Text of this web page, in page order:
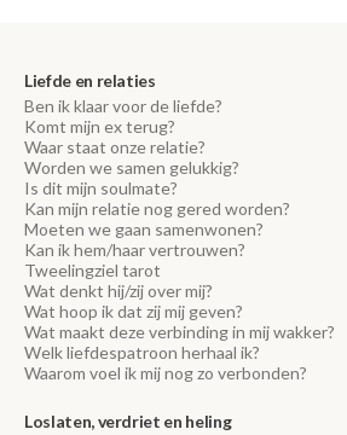
Liefde en relaties
Ben ik klaar voor de liefde?
Komt mijn ex terug?
Waar staat onze relatie?
Worden we samen gelukkig?
Is dit mijn soulmate?
Kan mijn relatie nog gered worden?
Moeten we gaan samenwonen?
Kan ik hem/haar vertrouwen?
Tweelingziel tarot
Wat denkt hij/zij over mij?
Wat hoop ik dat zij mij geven?
Wat maakt deze verbinding in mij wakker?
Welk liefdespatroon herhaal ik?
Waarom voel ik mij nog zo verbonden?
Loslaten, verdriet en heling